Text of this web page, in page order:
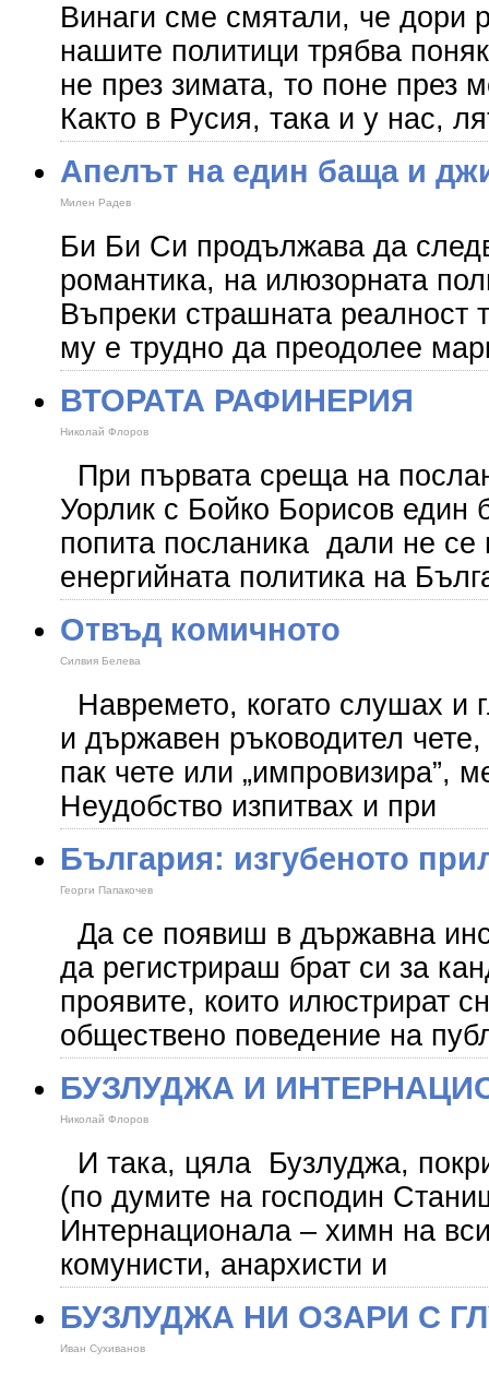
Винаги сме смятали, че дори
нашите политици трябва
не през зимата, то поне през
Както в Русия, така и у нас,
Апелът на един баща и
Милен Радев
Би Би Си продължава да
романтика, на илюзорната
Въпреки страшната реалност
му е трудно да преодолее
ВТОРАТА РАФИНЕРИЯ
Николай Флоров
При първата среща на
Уорлик с Бойко Борисов един
попита посланика дали не се
енергийната политика на
Отвъд комичното
Силвия Белева
Навремето, когато слушах и
и държавен ръководител
пак чете или „импровизира”,
Неудобство изпитвах и при
България: изгубеното
Георги Папакочев
Да се появиш в държавна
да регистрираш брат си за
проявите, които илюстрират
обществено поведение на
БУЗЛУДЖА И
Николай Флоров
И така, цяла Бузлуджа,
(по думите на господин
Интернационала – химн на
комунисти, анархисти и
БУЗЛУДЖА НИ ОЗАРИ С
Иван Сухиванов